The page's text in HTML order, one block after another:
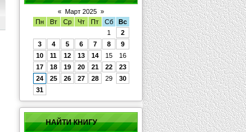
« Март 2025 »
Пн
Вт Ср Чт Пт Сб
Вс
1
2
3
4 5 6 7 8
9
10
11 12 13 14 15
16
17
18 19 20 21 22
23
24
25 26 27 28 29
30
31
НАЙТИ КНИГУ